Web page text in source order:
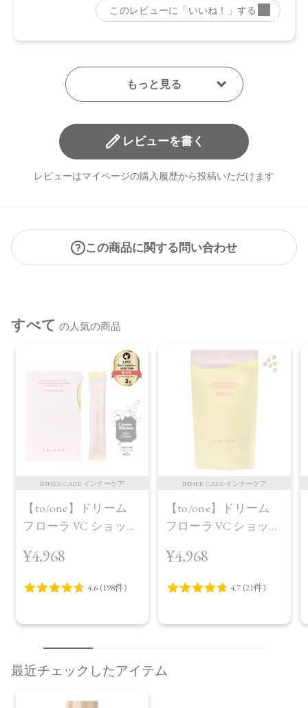
Make↗Kitchen 2023/9/7
※店舗での取り扱いや詳しい在庫状況につきましては、各店
※発売日は予告なく変更する可能性がございます。予めご了
承ください。
商品によっては、お届けまで１～２週間かかる場合がござい
ますので予めご了承ください。
●パッケージはリニューアル等の理由により、写真と異なる場
載と異なる場合がございます。
●予告なくパッケージ仕様が変更になる場合がございます。
レビューを書く
レビューはマイページの購入履歴から投稿いただけます
この商品に関する問い合わせ
すべて の人気の商品
INNER CARE インナーケア
【to/one】ドリーム
フローラ VC ショット
¥4,968
INNER CARE インナーケア
【to/one】ドリーム
フローラ VC ショット
プラス＜限定品＞
¥4,968
最近チェックしたアイテム